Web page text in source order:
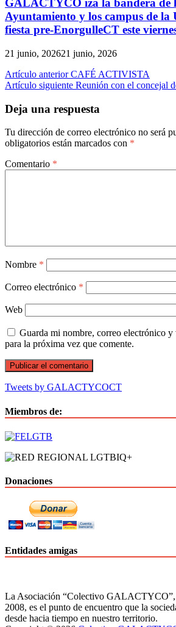
GALACTYCO iza la bandera de
Ayuntamiento y los campus de la
fiesta pre-EnorgulleCT este
21 junio, 202621 junio, 2026
Navegación
de
entradas
Artículo anterior CAFÉ ACTIVISTA
Artículo siguiente Reunión con el concejal
Deja una respuesta
Tu dirección de correo electrónico no será
obligatorios están marcados con *
Comentario *
Nombre *
Correo electrónico *
Web
Guarda mi nombre, correo electrónico y
para la próxima vez que comente.
Tweets by GALACTYCOCT
Miembros de:
Donaciones
Entidades amigas
La Asociación “Colectivo GALACTYCO”,
2008, es el punto de encuentro que la
desde hacia tiempo en nuestro territorio.